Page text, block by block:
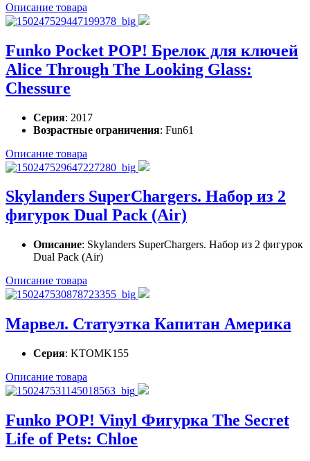
Описание товара
Funko Pocket POP! Брелок для ключей
Alice Through The Looking Glass:
Chessure
Серия: 2017
Возрастные ограничения: Fun61
Описание товара
Skylanders SuperChargers. Набор из 2
фигурок Dual Pack (Air)
Описание: Skylanders SuperChargers. Набор из 2 фигурок
Dual Pack (Air)
Описание товара
Марвел. Статуэтка Капитан Америка
Серия: KTOMK155
Описание товара
Funko POP! Vinyl Фигурка The Secret
Life of Pets: Chloe